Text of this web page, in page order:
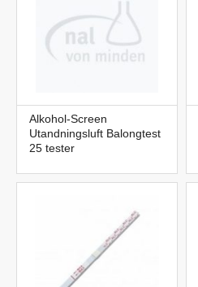
Alkohol-Screen
Utandningsluft Balongtest
25 tester